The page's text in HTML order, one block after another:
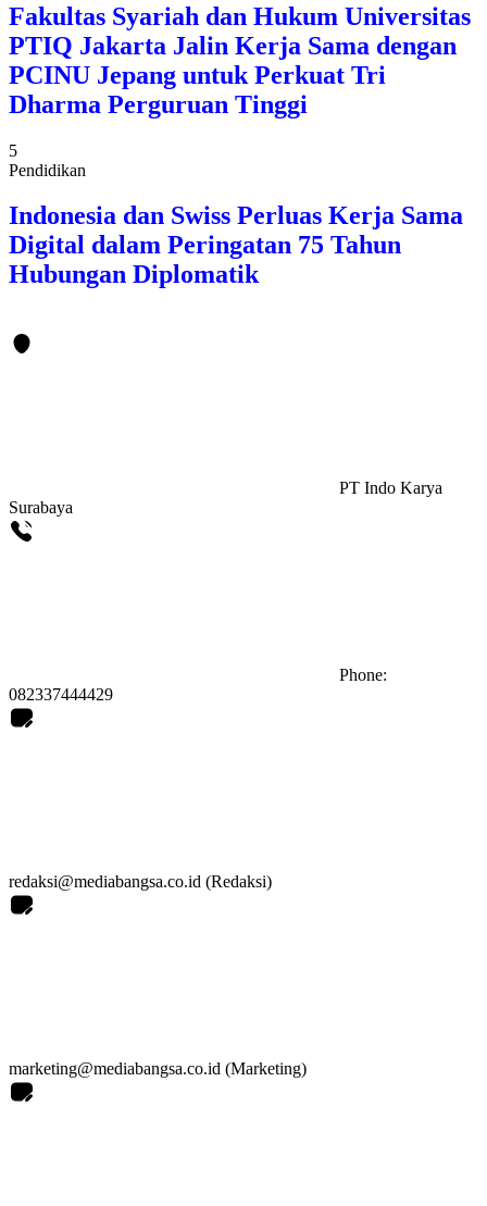
Fakultas Syariah dan Hukum Universitas
PTIQ Jakarta Jalin Kerja Sama dengan
PCINU Jepang untuk Perkuat Tri
Dharma Perguruan Tinggi
5
Pendidikan
Indonesia dan Swiss Perluas Kerja Sama
Digital dalam Peringatan 75 Tahun
Hubungan Diplomatik
PT Indo Karya
Surabaya
Phone:
082337444429
redaksi@mediabangsa.co.id (Redaksi)
marketing@mediabangsa.co.id (Marketing)